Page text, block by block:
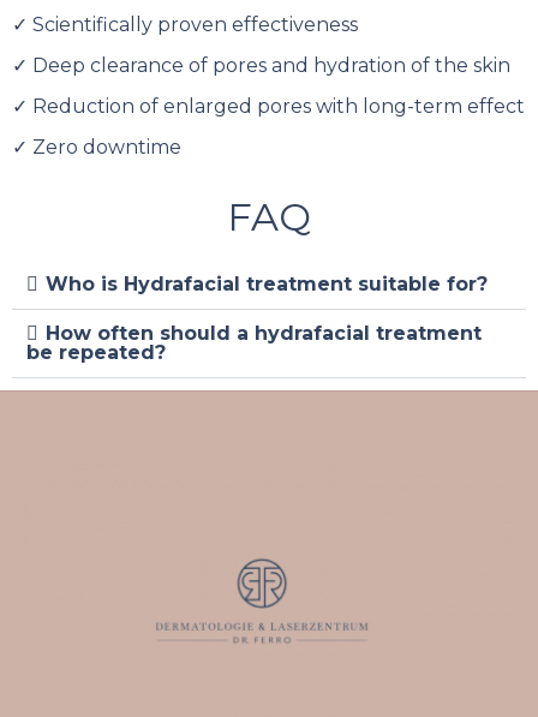
✓ Scientifically proven effectiveness
✓ Deep clearance of pores and hydration of the skin
✓ Reduction of enlarged pores with long-term effect
✓ Zero downtime
FAQ
Who is Hydrafacial treatment suitable for?
How often should a hydrafacial treatment
be repeated?